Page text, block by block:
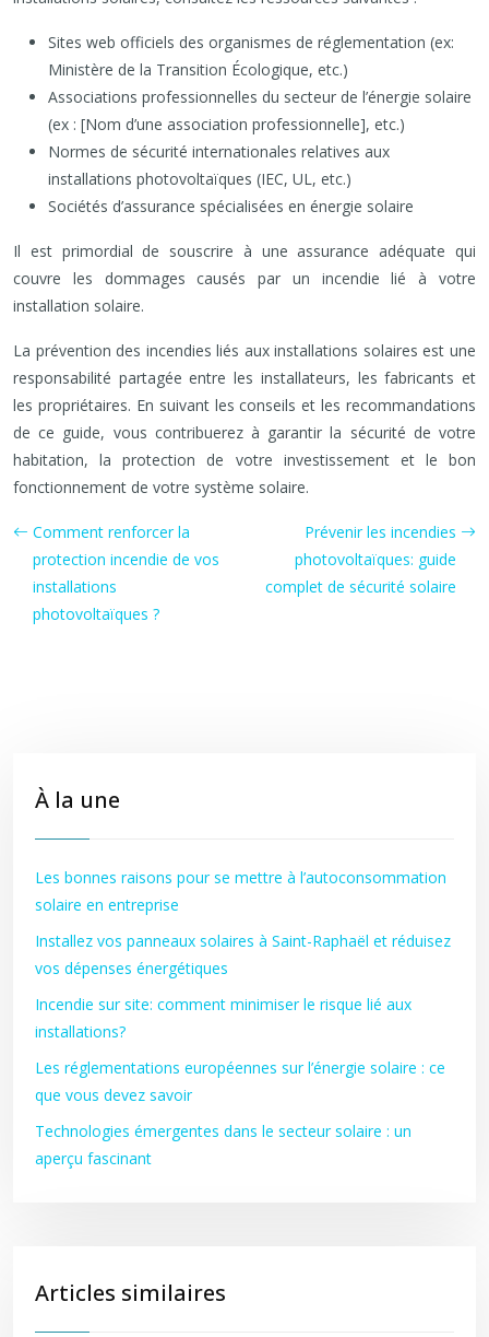
Sites web officiels des organismes de réglementation (ex:
Ministère de la Transition Écologique, etc.)
Associations professionnelles du secteur de l’énergie solaire
(ex : [Nom d’une association professionnelle], etc.)
Normes de sécurité internationales relatives aux
installations photovoltaïques (IEC, UL, etc.)
Sociétés d’assurance spécialisées en énergie solaire
Il est primordial de souscrire à une assurance adéquate qui
couvre les dommages causés par un incendie lié à votre
installation solaire.
La prévention des incendies liés aux installations solaires est une
responsabilité partagée entre les installateurs, les fabricants et
les propriétaires. En suivant les conseils et les recommandations
de ce guide, vous contribuerez à garantir la sécurité de votre
habitation, la protection de votre investissement et le bon
fonctionnement de votre système solaire.
Comment renforcer la
protection incendie de vos
installations
photovoltaïques ?
Prévenir les incendies
photovoltaïques: guide
complet de sécurité solaire
À la une
Les bonnes raisons pour se mettre à l’autoconsommation
solaire en entreprise
Installez vos panneaux solaires à Saint-Raphaël et réduisez
vos dépenses énergétiques
Incendie sur site: comment minimiser le risque lié aux
installations?
Les réglementations européennes sur l’énergie solaire : ce
que vous devez savoir
Technologies émergentes dans le secteur solaire : un
aperçu fascinant
Articles similaires